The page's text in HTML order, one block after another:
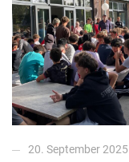
20. September 2025